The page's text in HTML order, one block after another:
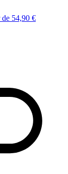
de 54,90 €